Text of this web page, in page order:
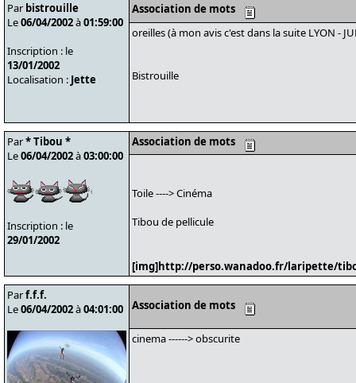
Par bistrouille
Le06/04/2002à01:59:00
Inscription : le
13/01/2002
Localisation : Jette
Association de mots
oreilles (à mon avis c'est dans la suite LYON -
Bistrouille
Par* Tibou *
Le06/04/2002à03:00:00
Inscription : le
29/01/2002
Association de mots
Toile ----> Cinéma
Tibou de pellicule
[img]http://perso.wanadoo.fr/laripette/
Parf.f.f.
Le06/04/2002à04:01:00 Association de mots
cinema ------> obscurite